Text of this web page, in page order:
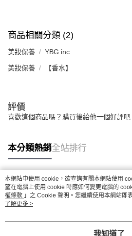
商品相關分類 (2)
美妝保養 YBG.inc
美妝保養 【香水】
評價
喜歡這個商品嗎？購買後給他一個好評吧
本分類熱銷全站排行
熱門標籤
本網站中使用 cookie，欲查詢有關本網站使用
望在電腦上使用 cookie 時應如何變更電腦的
權條款 」之 Cookie 聲明。您繼續使用本網站即
用條款之 Cookie 聲明使用 cookie。
了解更多 >
我知道了